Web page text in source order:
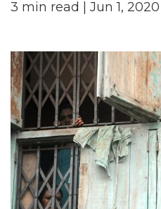
3 min read | Jun 1, 2020